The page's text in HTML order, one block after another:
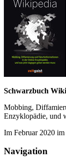
Schwarzbuch
Mobbing,
Enzyklo­pädie, und
Im Februar 2020 im
Navigation